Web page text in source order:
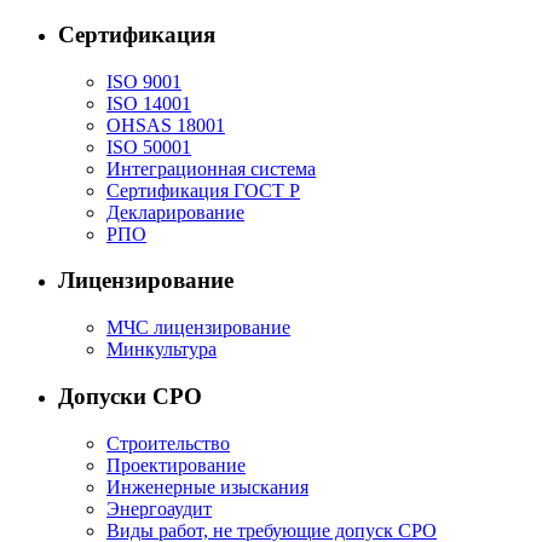
Сертификация
ISO 9001
ISO 14001
OHSAS 18001
ISO 50001
Интеграционная система
Сертификация ГОСТ Р
Декларирование
РПО
Лицензирование
МЧС лицензирование
Минкультура
Допуски СРО
Строительство
Проектирование
Инженерные изыскания
Энергоаудит
Виды работ, не требующие допуск СРО